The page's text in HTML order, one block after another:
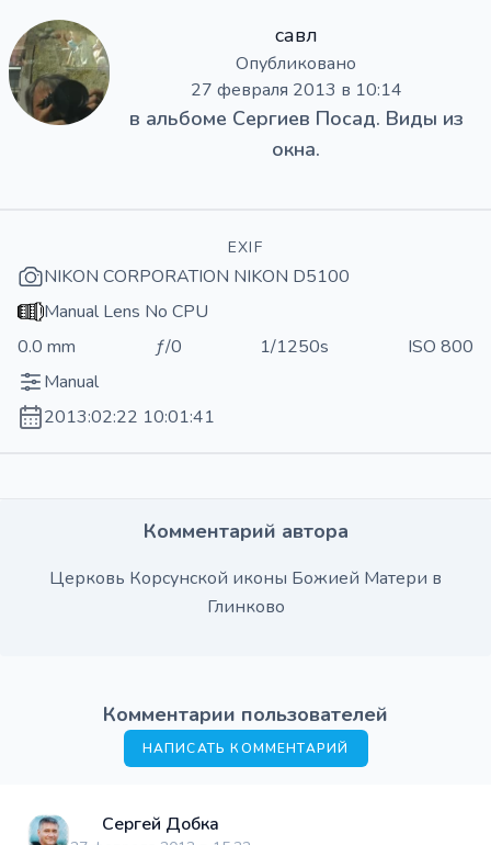
савл
Опубликовано
27 февраля 2013 в 10:14
в альбоме Сергиев Посад. Виды из
окна.
EXIF
NIKON CORPORATION NIKON D5100
Manual Lens No CPU
0.0 mm
ƒ/0 1/1250s
ISO 800
Manual
2013:02:22 10:01:41
Комментарий автора
Церковь Корсунской иконы Божией Матери в
Глинково
Комментарии пользователей
НАПИСАТЬ КОММЕНТАРИЙ
Сергей Добка